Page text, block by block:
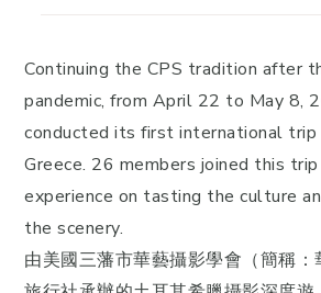
Continuing the CPS tradition after
pandemic, from April 22 to May 8,
conducted its first international trip
Greece. 26 members joined this
experience on tasting the culture
the scenery.
由美國三藩市華藝攝影學會（簡稱